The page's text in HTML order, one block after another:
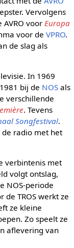
Vervolgens
voor Europa
voor de VPRO.
de slag als
In 1969
bij de NOSals
verschillende
. Tevens
Songfestival.
de radio met het
verbintenis met
volgt ontslag,
NOS-periode
de TROS werkt ze
ze kleine
Zo speelt ze
aflevering van